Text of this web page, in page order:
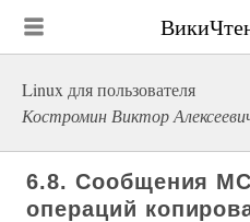
Linux для пользователя
Костромин Виктор
6.8. Сообщения
операций